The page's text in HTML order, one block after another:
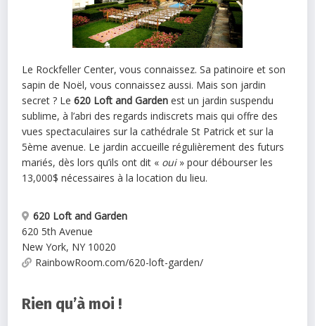
Le Rockfeller Center, vous connaissez. Sa patinoire et son
sapin de Noël, vous connaissez aussi. Mais son jardin
secret ? Le 620 Loft and Garden est un jardin suspendu
sublime, à l’abri des regards indiscrets mais qui offre des
vues spectaculaires sur la cathédrale St Patrick et sur la
5ème avenue. Le jardin accueille régulièrement des futurs
mariés, dès lors qu’ils ont dit « oui» pour débourser les
13,000$ nécessaires à la location du lieu.
620 Loft and Garden
620 5th Avenue
New York, NY 10020
RainbowRoom.com/620-loft-garden/
Rien qu’à moi !